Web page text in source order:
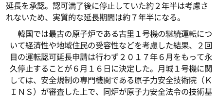
延長を承認。認可満了後に停止していた約２年半は考慮さ
れないため、実質的な延長期間は約７年半になる。
韓国では最古の原子炉である古里１号機の継続運転につ
いて経済性や地域住民の受容性などを考慮した結果、２回
目の運転認可延長申請は行わず２０１７年６月をもって永
久停止することが６月１６日に決定した。月城１号機に関
しては、安全規制の専門機関である原子力安全技術院（Ｋ
ＩＮＳ）が審査した上で、同炉が原子力安全法令の技術基